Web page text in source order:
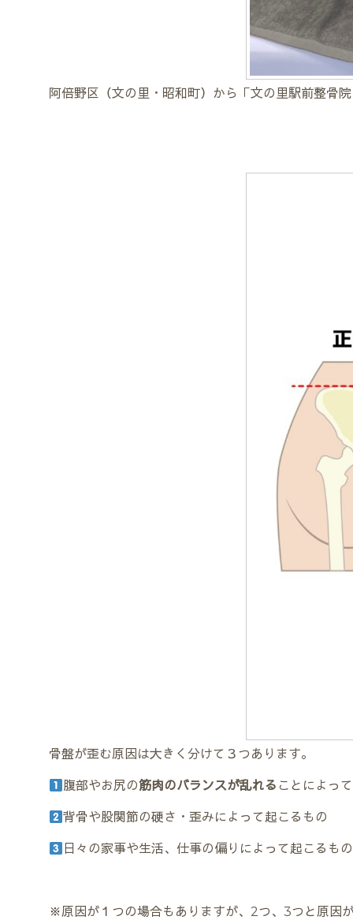
阿倍野区（文の里・昭和町）から「文の里駅前整骨
骨盤が歪む原因は大きく分けて３つあります。
腹部やお尻の筋肉のバランスが乱れる ことによっ
背骨や股関節の硬さ・歪みによって起こるもの
日々の家事や生活、仕事の偏りによって起こるもの
※原因が１つの場合もありますが、 2つ、 3つと原因